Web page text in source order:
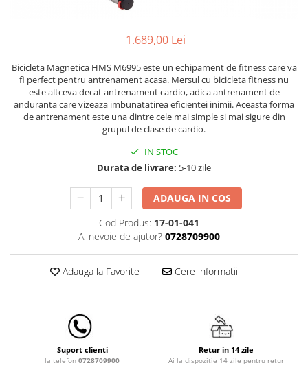
Patuturi pliabile si tarcuri de joaca
Saltele de la 120 x 60 cm
Saltele de la 140 x 70 cm
Saltele 127 x 63 cm
Saltele de la 160 x 80 cm
Lenjerii patut 140 x 70 cm
Lenjerie patuturi tineret
Baldachin patut
Porti de siguranta
Dulap si cutii jucarii
Sac de dormit copii
1.689,00 Lei
Bicicleta Magnetica HMS M6995 este un echipament de fitness care va
fi perfect pentru antrenament acasa. Mersul cu bicicleta fitness nu
este altceva decat antrenament cardio, adica antrenament de
anduranta care vizeaza imbunatatirea eficientei inimii. Aceasta forma
de antrenament este una dintre cele mai simple si mai sigure din
grupul de clase de cardio.
IN STOC
Durata de livrare: 5-10 zile
ADAUGA IN COS
Cod Produs: 17-01-041
Ai nevoie de ajutor? 0728709900
Adauga la Favorite Cere informatii
Suport clienti
la telefon 0728709900
Retur in 14 zile
Ai la dispozitie 14 zile pentru retur